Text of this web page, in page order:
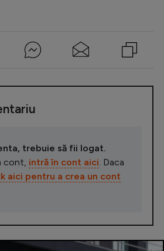
trebuie să fii logat.
cont, intră în cont aici. Daca
aici pentru a crea un cont